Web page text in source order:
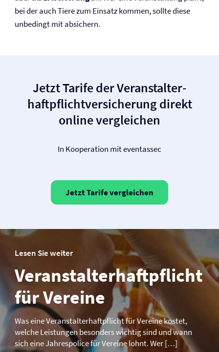
bei der auch Tiere zum Einsatz kommen, sollte diese
unbedingt mit absichern.
Jetzt Tarife der Veranstalter­
haftpflicht­versicherung direkt
online vergleichen
In Kooperation mit eventassec
Jetzt Tarife vergleichen
Lesen Sie weiter
Veranstalter­­haftpflicht
für Vereine
Was eine Veranstalter­­haftpflicht für Vereine kostet,
welche Leistungen besonders wichtig sind und wann
sich eine Jahrespolice für Vereine lohnt. Wer […]